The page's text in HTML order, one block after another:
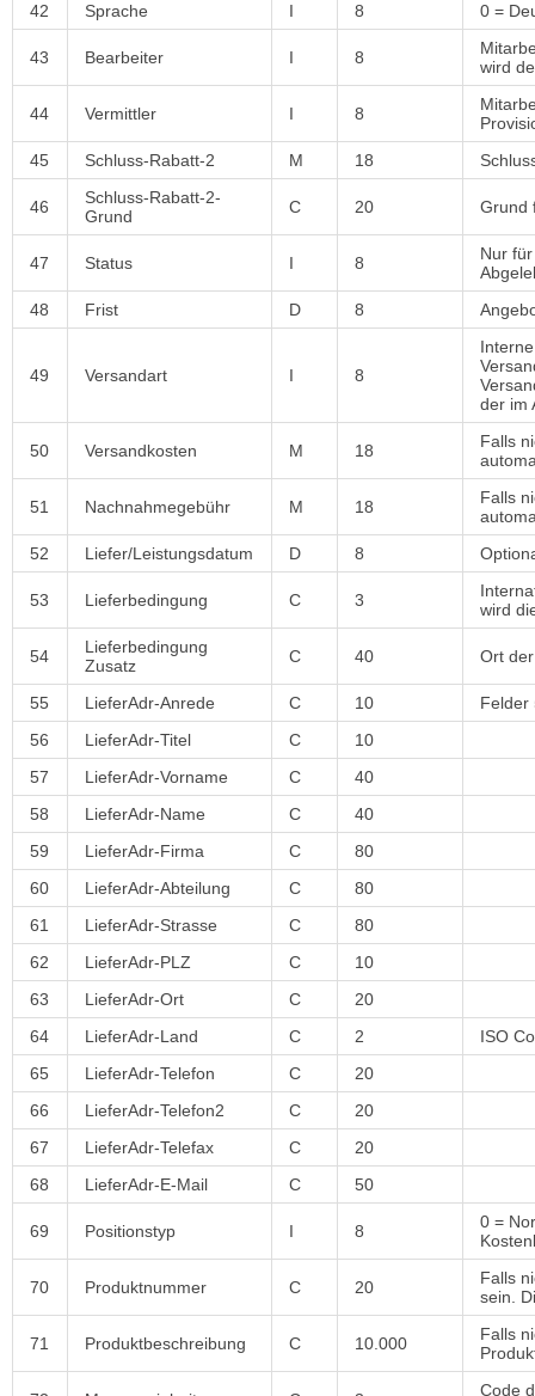
42
Sprache I 8 0 =
43 Bearbeiter I 8
wird
44 Vermittler I 8
45
Schluss-Rabatt-2 M 18
46
Schluss-Rabatt-2-
Grund
C 20 Grund
47 Status I 8
Nur
48
Frist D 8
49 Versandart I 8
der im
50 Versandkosten M 18
Falls
51 Nachnahmegebühr M 18
Falls
52
Liefer/Leistungsdatum D 8
53 Lieferbedingung C 3
wird
54
Lieferbedingung
Zusatz
C 40 Ort
55 LieferAdr-Anrede C 10
Felder
56
LieferAdr-Titel C
10
57
LieferAdr-Vorname C
40
58
LieferAdr-Name C
40
59
LieferAdr-Firma C
80
60
LieferAdr-Abteilung C
80
61
LieferAdr-Strasse C
80
62
LieferAdr-PLZ C
10
63
LieferAdr-Ort C
20
64
LieferAdr-Land C 2
ISO
65
LieferAdr-Telefon C
20
66
LieferAdr-Telefon2 C
20
67
LieferAdr-Telefax C
20
68
LieferAdr-E-Mail C 50
69 Positionstyp I 8
0 =
70 Produktnummer C 20
Falls
sein.
71 Produktbeschreibung C 10.000
Falls
Code